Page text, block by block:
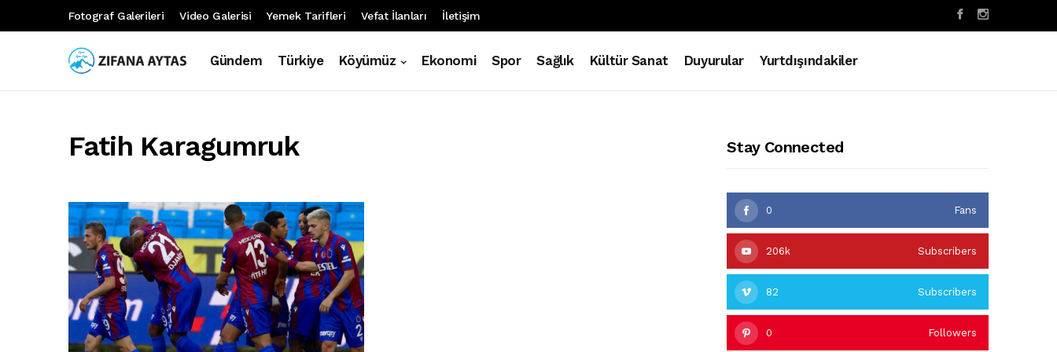
Fotograf Galerileri Video Galerisi Yemek Tarifleri Vefat İlanları İletişim
Gündem Türkiye Köyümüz Ekonomi Spor Sağlık Kültür Sanat Duyurular Yurtdışındakiler
Fatih Karagumruk Stay Connected
0 Fans
206k Subscribers
82 Subscribers
0 Followers